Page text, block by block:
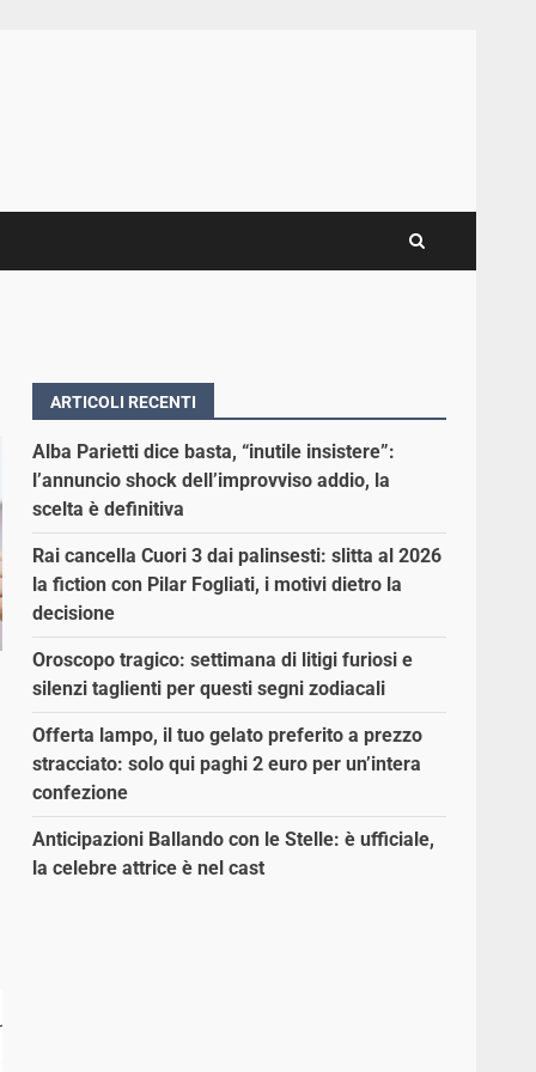
ARTICOLI RECENTI
Alba Parietti dice basta, “inutile insistere”:
l’annuncio shock dell’improvviso addio, la
scelta è definitiva
Rai cancella Cuori 3 dai palinsesti: slitta al 2026
la fiction con Pilar Fogliati, i motivi dietro la
decisione
Oroscopo tragico: settimana di litigi furiosi e
silenzi taglienti per questi segni zodiacali
Offerta lampo, il tuo gelato preferito a prezzo
stracciato: solo qui paghi 2 euro per un’intera
confezione
Anticipazioni Ballando con le Stelle: è ufficiale,
la celebre attrice è nel cast